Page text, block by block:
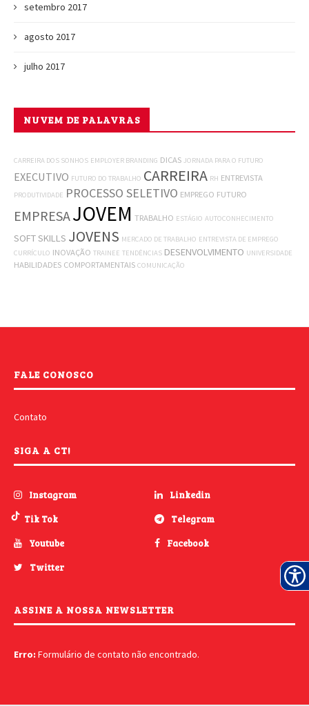
setembro 2017
agosto 2017
julho 2017
NUVEM DE PALAVRAS
CARREIRA DOS SONHOS EMPLOYER BRANDING DICAS JORNADA PARA O FUTURO
EXECUTIVO FUTURO DO TRABALHO CARREIRA RH ENTREVISTA
PRODUTIVIDADE PROCESSO SELETIVO EMPREGO FUTURO
EMPRESAJOVEM TRABALHO ESTÁGIO AUTOCONHECIMENTO
SOFT SKILLS JOVENS MERCADO DE TRABALHO ENTREVISTA DE EMPREGO
CURRÍCULO INOVAÇÃO TRAINEE TENDÊNCIAS DESENVOLVIMENTO UNIVERSIDADE
HABILIDADES COMPORTAMENTAIS COMUNICAÇÃO
FALE CONOSCO
Contato
SIGA A CT!
Instagram
Linkedin
Tik Tok
Telegram
Youtube
Facebook
Twitter
ASSINE A NOSSA NEWSLETTER
Erro: Formulário de contato não encontrado.